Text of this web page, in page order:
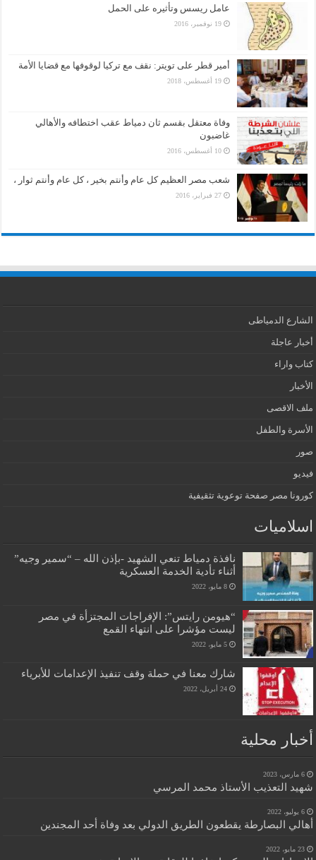
عامل ريسس وتأثيره على الحمل
19 نوفمبر، 2016
أمير قطر على تويتر: نقف مع تركيا لوقوفها مع قضايا الأمة
19 أغسطس، 2018
وفاة معتقل بقسم ثان دمياط عقب اختطافه والأهالي
غاضبون
10 أغسطس، 2016
شعب مصر العظيم كل عام وأنتم بخير ، كل عام وأنتم ثوار ،
27 فبراير، 2016
الشارع الدمياطى
أخبار عاجلة
كتاب واراء
الأخبار
ملف الاقصى
الأسرة والطفل
صور
فيديو
كورونا مصر صفحة توعوية تثقيفية
اسلاميات
نافذة دمياط تنعي الشهيد -بإذن الله – “سمير وجيه”
أثناء تأدية الخدمة العسكرية
8 مايو، 2022
“هيومن رايتس”: الإفراجات المجتزأة في مصر
ليست مؤشرا على انتهاء القمع
5 مايو، 2022
شارك معنا في حملة وقف تنفيذ الإعدامات للأبرياء
24 أبريل، 2022
أخبار محلية
6 مارس، 2023
شهيد التعذيب الأستاذ محمد المرسي
6 يوليو، 2022
أهالي البصارطة يقطعون الطريق الدولي بعد وفاة أحد المجندين
23 مايو، 2022